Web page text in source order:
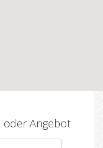
oder Angebot